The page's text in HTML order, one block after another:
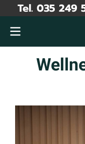
Tel. 035 249